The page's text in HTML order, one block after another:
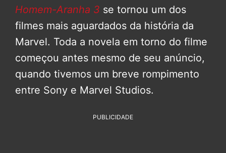
Homem-Aranha 3 se tornou um dos
filmes mais aguardados da história da
Marvel. Toda a novela em torno do filme
começou antes mesmo de seu anúncio,
quando tivemos um breve rompimento
entre Sony e Marvel Studios.
PUBLICIDADE